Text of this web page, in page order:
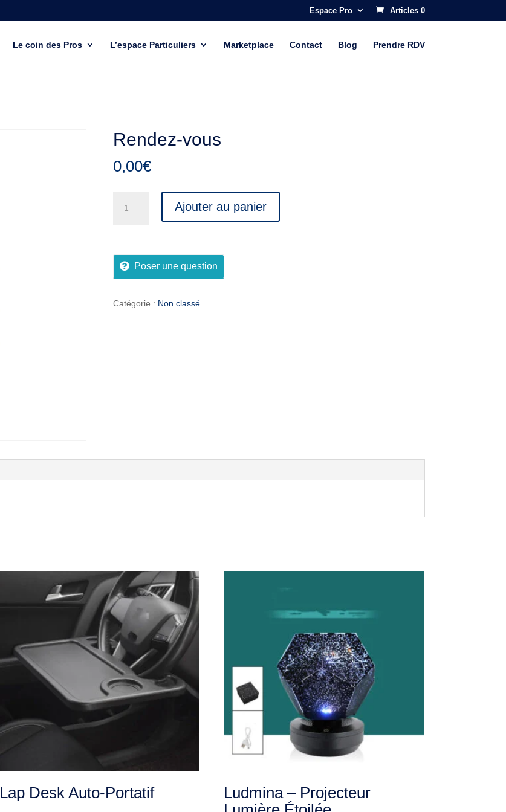
Espace Pro Articles 0
Le coin des Pros L’espace Particuliers Marketplace Contact Blog Prendre RDV
Rendez-vous
0,00€
Ajouter au panier
Poser une question
Catégorie : Non classé
Lap Desk Auto-Portatif
Ludmina – Projecteur